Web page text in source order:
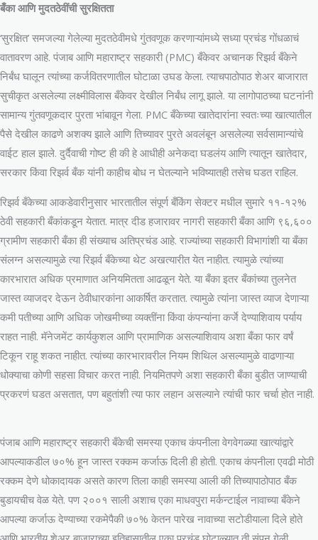
बँका आणि मुदतठेवींची सुरक्षितता
‘सुरक्षित’ समजल्या गेलेल्या मुदतठेवीमधे गुंतवणूक करणाऱ्यांमध्ये सध्या प्रचंड गोंधळाचं
वातावरण आहे. पंजाब आणि महाराष्ट्र सहकारी (PMC) बँकेवर अचानक रिझर्व बँकेने
निर्बंध घालून त्यांच्या कर्जवितरणातील घोटाळा उघड केला. त्याचपाठोपाठ शेअर बाजारात
सुचीकृत असलेल्या लक्ष्मीविलास बँकेवर देखील निर्बंध लागू झाले. या लागोपाठच्या घटनांनी
सामान्य गुंतवणूकदार पुरता भांबावून गेला. PMC बँकेच्या खातेदारांना स्वतःच्या खात्यातील
पैसे देखील काढणे अशक्य झाले आणि तिच्यावर पुरते अवलंबून असलेल्या सर्वसामान्यांचे
वाईट हाल झाले. दुर्दैवाची गोष्ट ही की हे आधीही अनेकदा घडलंय आणि त्यातून खातेदार,
सरकार किंवा रिझर्व बँक यांनी काहीच बोध न घेतल्याने भविष्यातही तसेच घडत राहिल.
रिझर्व बँकेच्या आकडेवारीनुसार भारतातील संपूर्ण बँकिंग सेक्टर मधील सुमारे ११-१२%
ठेवी सहकारी बँकांकडून येतात. मात्र दीड हजारावर नागरी सहकारी बँका आणि ९६,६००
ग्रामीण सहकारी बँका ही संख्याच अतिप्रचंड आहे. राज्यांच्या सहकारी विभागांशी या बँका
संलग्न असल्यामुळे त्या रिझर्व बँकेच्या थेट अखत्यारीत येत नाहीत. त्यामुळे त्यांच्या
कारभारात अधिक प्रमाणात अनियमितता आढळून येते. या बँका इतर बँकांच्या तुलनेत
जास्त व्याजदर देऊन ठेवीधारकांना आकर्षित करतात. त्यामुळे त्यांना जास्त व्याज देणाऱ्या
कमी पतीच्या आणि अधिक जोखमीच्या व्यक्तींना किंवा कंपन्यांना कर्जे देण्याशिवाय पर्याय
राहत नाही. मॅनेजमेंट कार्यकुशल आणि प्रामाणिक असल्याशिवाय अशा बँका फार वर्षं
टिकून राहू शकत नाहीत. त्यांच्या कारभारावरील नियम शिथिल असल्यामुळे वाढणाऱ्या
धोक्याचा कोणी सहसा विचार करत नाही. नियमितपणे अशा सहकारी बँका बुडीत जाण्याची
प्रकरणं घडत असतात, पण बहुतांशी त्या फार लहान असल्याने त्यांची फार चर्चा होत नाही.
पंजाब आणि महाराष्ट्र सहकारी बँकेची समस्या एकाच कंपनीला वेगवेगळ्या खात्यांद्वारे
आपल्याकडील ७०% हून जास्त रक्कम कर्जाऊ दिली ही होती. एकाच कंपनीला एवढी मोठी
रक्कम देणे धोकादायक असते कारण तिला काही समस्या आली की तिच्यापाठोपाठ बँक
बुडायचीच वेळ येते. पण २००१ साली अशाच एका माधवपुरा मर्कन्टाईल नावाच्या बँकेने
आपल्या कर्जाऊ देण्याच्या रकमेपैकी ७०% केतन पारेख नावाच्या सटोडीयाला दिले होते